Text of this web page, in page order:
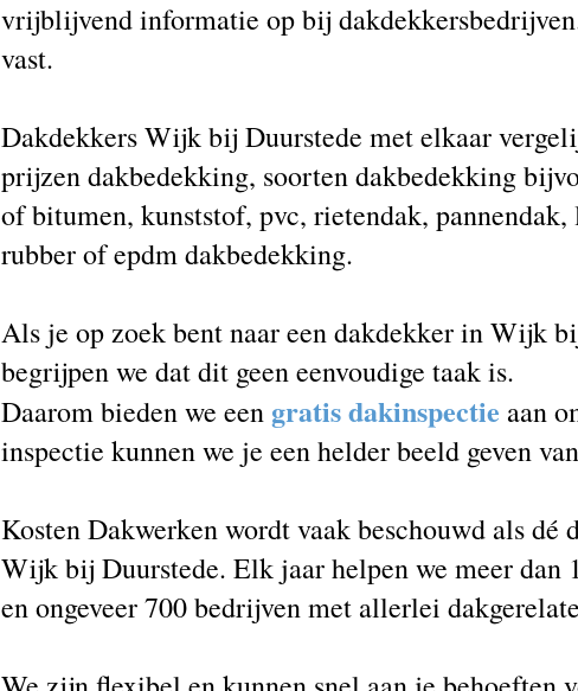
vrijblijvend informatie op bij
vast.
Dakdekkers Wijk bij Duurstede met elkaar
prijzen dakbedekking, soorten dakbedekking
of bitumen, kunststof, pvc, rietendak,
rubber of epdm dakbedekking.
Als je op zoek bent naar een dakdekker in Wijk
begrijpen we dat dit geen eenvoudige taak is.
Daarom bieden we een gratis dakinspectie aan
inspectie kunnen we je een helder beeld geven
Kosten Dakwerken wordt vaak beschouwd als dé
Wijk bij Duurstede. Elk jaar helpen we meer dan
en ongeveer 700 bedrijven met allerlei